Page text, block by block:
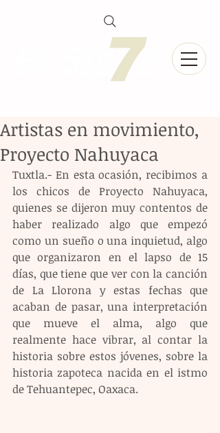
Artistas en movimiento,
Proyecto Nahuyaca
Tuxtla.- En esta ocasión, recibimos a
los chicos de Proyecto Nahuyaca,
quienes se dijeron muy contentos de
haber realizado algo que empezó
como un sueño o una inquietud, algo
que organizaron en el lapso de 15
días, que tiene que ver con la canción
de La Llorona y estas fechas que
acaban de pasar, una interpretación
que mueve el alma, algo que
realmente hace vibrar, al contar la
historia sobre estos jóvenes, sobre la
historia zapoteca nacida en el istmo
de Tehuantepec, Oaxaca.